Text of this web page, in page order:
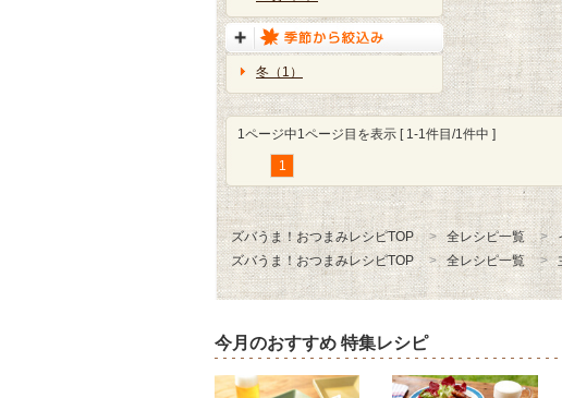
冬（1）
1ページ中1ページ目を表示 [ 1-1件目/1件中 ]
1
ズバうま！おつまみレシピTOP 全レシピ一覧
ズバうま！おつまみレシピTOP
全レシピ一覧
今月のおすすめ 特集レシピ